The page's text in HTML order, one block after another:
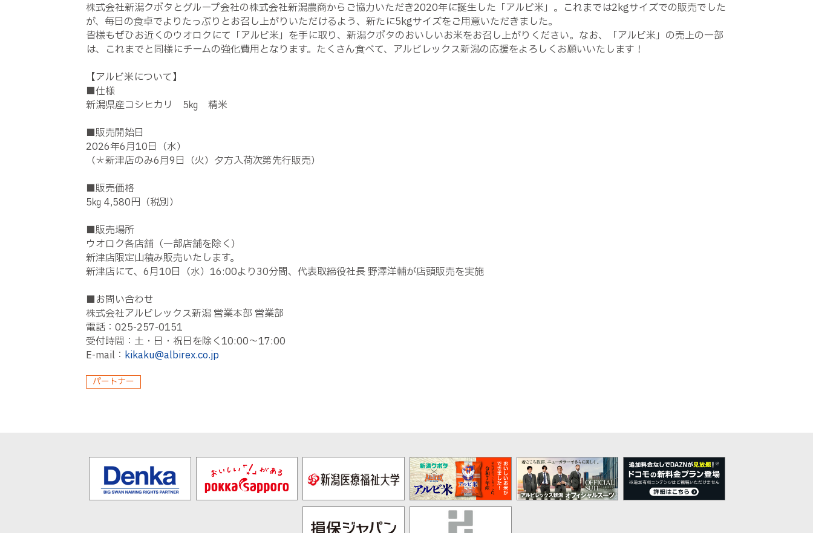
株式会社新潟クボタとグループ会社の株式会社新潟農商からご協力いただき2020年に誕生した「アルビ米」。これまでは2kgサイズでの販売でした
が、毎日の食卓でよりたっぷりとお召し上がりいただけるよう、新たに5kgサイズをご用意いただきました。
皆様もぜひお近くのウオロクにて「アルビ米」を手に取り、新潟クボタのおいしいお米をお召し上がりください。なお、「アルビ米」の売上の一部
は、これまでと同様にチームの強化費用となります。たくさん食べて、アルビレックス新潟の応援をよろしくお願いいたします！
【アルビ米について】
■仕様
新潟県産コシヒカリ 5㎏ 精米
■販売開始日
2026年6月10日（水）
（＊新津店のみ6月9日（火）夕方入荷次第先行販売）
■販売価格
5㎏ 4,580円（税別）
■販売場所
ウオロク各店舗（一部店舗を除く）
新津店限定山積み販売いたします。
新津店にて、6月10日（水）16:00より30分間、代表取締役社長 野澤洋輔が店頭販売を実施
■お問い合わせ
株式会社アルビレックス新潟 営業本部 営業部
電話：025-257-0151
受付時間：土・日・祝日を除く10:00〜17:00
E-mail： kikaku@albirex.co.jp
パートナー